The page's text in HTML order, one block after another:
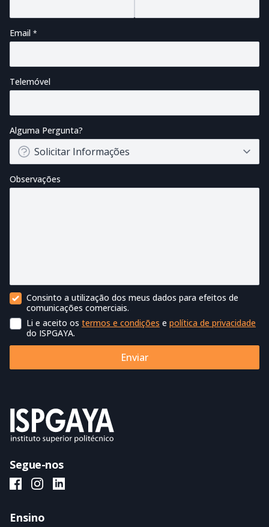
Email
Telemóvel
Alguma Pergunta?
Observações
Contacto Comercial
Consinto a utilização dos meus dados para efeitos de
comunicações comerciais.
Termos de utilização
Li e aceito os termos e condições e política de privacidade
do ISPGAYA.
Enviar
Segue-nos
ISPGAYA Facebook
ISPGAYA Instagram
ISPGAYA LinkedIn
Ensino